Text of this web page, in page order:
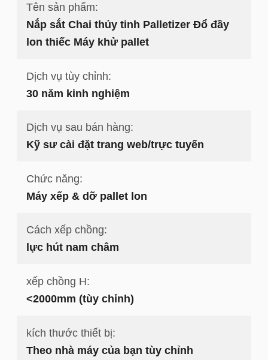
Tên sản phẩm:
Nắp sắt Chai thủy tinh Palletizer Đổ đầy
lon thiếc Máy khử pallet
Dịch vụ tùy chỉnh:
30 năm kinh nghiệm
Dịch vụ sau bán hàng:
Kỹ sư cài đặt trang web/trực tuyến
Chức năng:
Máy xếp & dỡ pallet lon
Cách xếp chồng:
lực hút nam châm
xếp chồng H:
<2000mm (tùy chỉnh)
kích thước thiết bị:
Theo nhà máy của bạn tùy chỉnh